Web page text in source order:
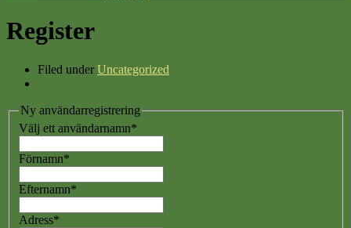
Register
Filed under Uncategorized
Ny användarregistrering
Välj ett användarnamn*
Förnamn*
Efternamn*
Adress*